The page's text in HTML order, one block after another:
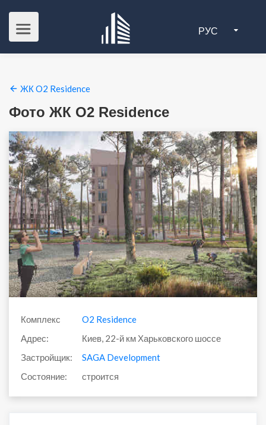
РУС
ЖК O2 Residence
Фото ЖК O2 Residence
Комплекс
O2 Residence
Адрес:
Киев, 22-й км Харьковского шоссе
Застройщик:
SAGA Development
Состояние:
строится